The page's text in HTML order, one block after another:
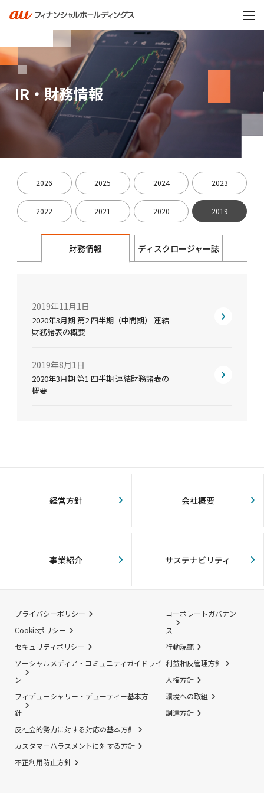
IR・財務情報
2026 2025 2024 2023
2022 2021 2020 2019
財務情報 ディスクロージャー誌
2019年11月1日
2020年3月期 第2 四半期（中間期） 連結
財務諸表の概要
2019年8月1日
2020年3月期 第1 四半期 連結財務諸表の
概要
経営方針 会社概要
事業紹介 サステナビリティ
プライバシーポリシー
Cookieポリシー
セキュリティポリシー
ソーシャルメディア・コミュニティガイドライ
ン
フィデューシャリー・デューティー基本方
針
反社会的勢力に対する対応の基本方針
カスタマーハラスメントに対する方針
不正利用防止方針
コーポレートガバナン
ス
行動規範
利益相反管理方針
人権方針
環境への取組
調達方針